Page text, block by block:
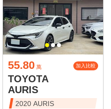
55.80 萬 加入比較
TOYOTA
AURIS
2020 AURIS